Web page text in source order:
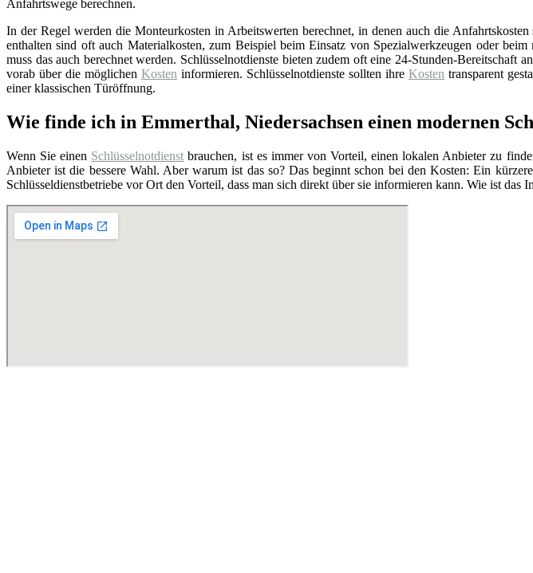
Anfahrtswege berechnen.
In der Regel werden die Monteurkosten in Arbeitswerten berechnet, in denen auch die
enthalten sind oft auch Materialkosten, zum Beispiel beim Einsatz von Spezialwerkzeugen oder
muss das auch berechnet werden. Schlüsselnotdienste bieten zudem oft eine 24-Stunden-Bereitschaft
vorab über die möglichen Kosten informieren. Schlüsselnotdienste sollten ihre Kosten transparent
einer klassischen Türöffnung.
Wie finde ich in Emmerthal, Niedersachsen einen modernen
Wenn Sie einen Schlüsselnotdienst brauchen, ist es immer von Vorteil, einen lokalen Anbieter zu
Anbieter ist die bessere Wahl. Aber warum ist das so? Das beginnt schon bei den Kosten: Ein
Schlüsseldienstbetriebe vor Ort den Vorteil, dass man sich direkt über sie informieren kann. Wie ist